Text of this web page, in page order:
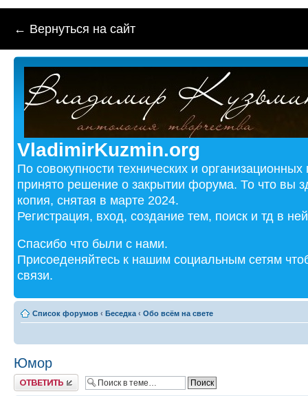
← Вернуться на сайт
VladimirKuzmin.org
По совокупности технических и
принято решение о закрытии форума. То что вы
копия, снятая в марте 2024.
Регистрация, вход, создание тем, поиск и тд в
Спасибо что были с нами.
Присоеденяйтесь к нашим социальным сетям
связи.
Список форумов ‹ Беседка ‹ Обо всём на свете
Юмор
Ответить